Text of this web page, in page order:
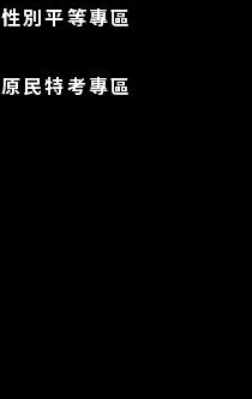
性別平等專區
原民特考專區